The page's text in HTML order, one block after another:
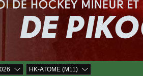
HK-ATOME (M11)